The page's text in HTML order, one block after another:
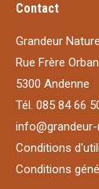
Contact
Grandeur Nature
Rue Frère
5300 Andenne
Tél. 085 84 66
Conditions
Conditions